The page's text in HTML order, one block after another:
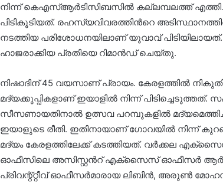
നിന്ന് കെഎസ്ആര്‍ടിസിബസിൽ കല്ലമ്പലത്ത്
പിടികൂടിയത്. രഹസ്യവിവരത്തിന്‍റെ
നടത്തിയ പരിശോധനയിലാണ് യുവാവ്
ഹാജരാക്കിയ പ്രതിയെ റിമാൻഡ് ചെയ്തു.
നിഷാദിന് 45 വയസാണ് പ്രായം. കേരളത്തിൽ
മദ്യക്കുപ്പികളാണ് ഇയാളിൽ നിന്ന് പിടിച്ചെടുത്തത്.
സീസണായതിനാൽ ഉത്സവ പറമ്പുകളിൽ
ഇയാളുടെ രീതി. ഇതിനായാണ് ഗോവയിൽ നിന്ന്
മദ്യം കേരളത്തിലേക്ക് കടത്തിയത്. വർക്കല
ഓഫീസിലെ അസിസ്റ്റൻറ് എക്സൈസ് ഓഫീസർ ആർ.
പ്രിവന്റ്റ്റീവ് ഓഫീസർമാരായ ലിബിൻ, അരുൺ